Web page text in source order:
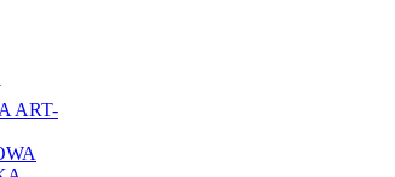
ART-